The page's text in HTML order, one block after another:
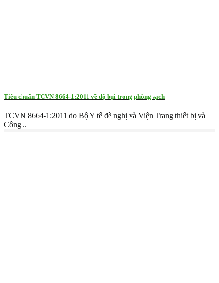
Tiêu chuẩn TCVN 8664-1:2011 về độ bụi trong phòng sạch
TCVN 8664-1:2011 do Bộ Y tế đề nghị và Viện Trang thiết bị và
Công...